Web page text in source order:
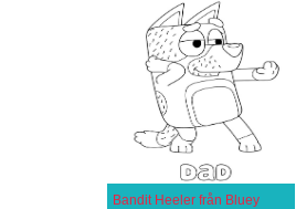
Bandit Heeler från Bluey